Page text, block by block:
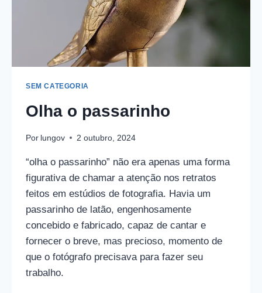
SEM CATEGORIA
Olha o passarinho
Por lungov 2 outubro, 2024
“olha o passarinho” não era apenas uma forma
figurativa de chamar a atenção nos retratos
feitos em estúdios de fotografia. Havia um
passarinho de latão, engenhosamente
concebido e fabricado, capaz de cantar e
fornecer o breve, mas precioso, momento de
que o fotógrafo precisava para fazer seu
trabalho.